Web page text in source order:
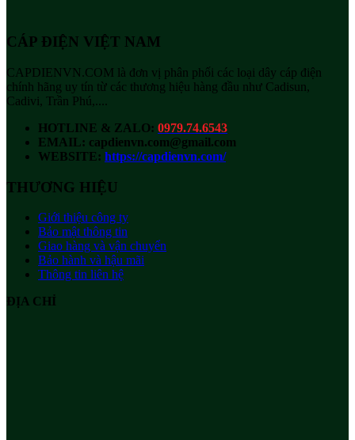
CÁP ĐIỆN VIỆT NAM
CAPDIENVN.COM là đơn vị phân phối các loại dây cáp điện
chính hãng uy tín từ các thương hiệu hàng đầu như Cadisun,
Cadivi, Trần Phú,....
HOTLINE & ZALO: 0979.74.6543
EMAIL: capdienvn.com@gmail.com
WEBSITE: https://capdienvn.com/
THƯƠNG HIỆU
Giới thiệu công ty
Bảo mật thông tin
Giao hàng và vận chuyển
Bảo hành và hậu mãi
Thông tin liên hệ
ĐỊA CHỈ